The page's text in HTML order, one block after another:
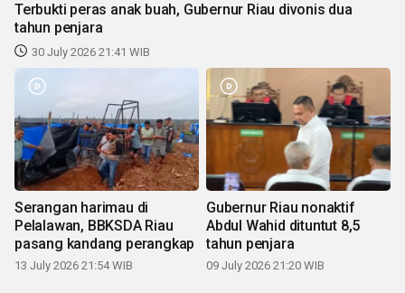
Terbukti peras anak buah, Gubernur Riau divonis dua
tahun penjara
30 July 2026 21:41 WIB
Serangan harimau di
Pelalawan, BBKSDA Riau
pasang kandang perangkap
13 July 2026 21:54 WIB
Gubernur Riau nonaktif
Abdul Wahid dituntut 8,5
tahun penjara
09 July 2026 21:20 WIB